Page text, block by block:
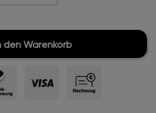
den Warenkorb